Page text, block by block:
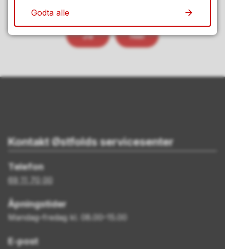
Ja Nei
Kontakt Østfolds servicesenter
Telefon
69 11 70 00
Åpningstider
Mandag–fredag kl. 08.00–15.00
E-post
Godta alle